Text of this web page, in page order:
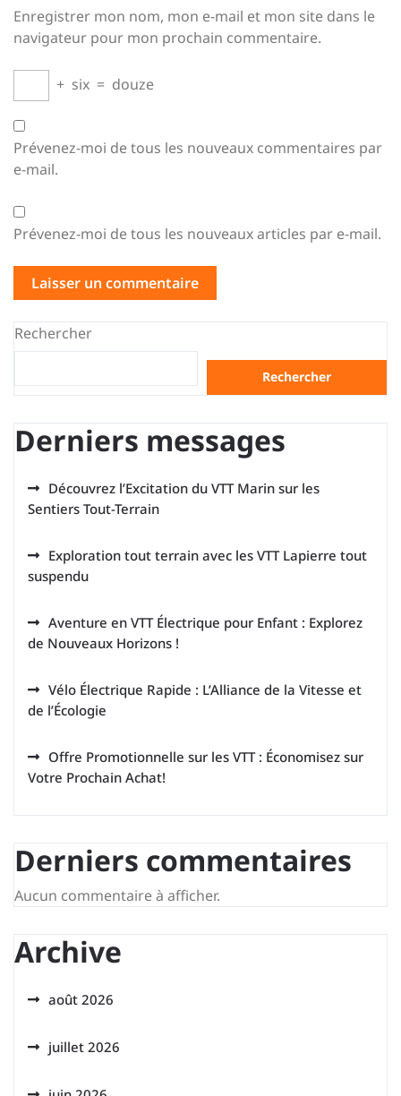
Enregistrer mon nom, mon e-mail et mon site dans le
navigateur pour mon prochain commentaire.
+ six = douze
Prévenez-moi de tous les nouveaux commentaires par
e-mail.
Prévenez-moi de tous les nouveaux articles par e-mail.
Rechercher
Rechercher
Derniers messages
Découvrez l’Excitation du VTT Marin sur les
Sentiers Tout-Terrain
Exploration tout terrain avec les VTT Lapierre tout
suspendu
Aventure en VTT Électrique pour Enfant : Explorez
de Nouveaux Horizons !
Vélo Électrique Rapide : L’Alliance de la Vitesse et
de l’Écologie
Offre Promotionnelle sur les VTT : Économisez sur
Votre Prochain Achat!
Derniers commentaires
Aucun commentaire à afficher.
Archive
août 2026
juillet 2026